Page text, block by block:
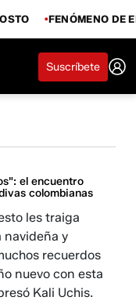
FENÓMENO DE
Suscríbete
el encuentro
colombianas
les traiga
navideña y
recuerdos
nuevo con esta
Kali Uchis.